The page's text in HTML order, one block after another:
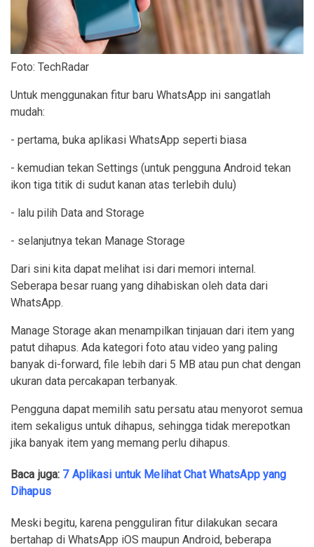
Foto: TechRadar
Untuk menggunakan fitur baru WhatsApp ini sangatlah
mudah:
- pertama, buka aplikasi WhatsApp seperti biasa
- kemudian tekan Settings (untuk pengguna Android tekan
ikon tiga titik di sudut kanan atas terlebih dulu)
- lalu pilih Data and Storage
- selanjutnya tekan Manage Storage
Dari sini kita dapat melihat isi dari memori internal.
Seberapa besar ruang yang dihabiskan oleh data dari
WhatsApp.
Manage Storage akan menampilkan tinjauan dari item yang
patut dihapus. Ada kategori foto atau video yang paling
banyak di-forward, file lebih dari 5 MB atau pun chat dengan
ukuran data percakapan terbanyak.
Pengguna dapat memilih satu persatu atau menyorot semua
item sekaligus untuk dihapus, sehingga tidak merepotkan
jika banyak item yang memang perlu dihapus.
Baca juga: 7 Aplikasi untuk Melihat Chat WhatsApp yang
Dihapus
Meski begitu, karena pengguliran fitur dilakukan secara
bertahap di WhatsApp iOS maupun Android, beberapa